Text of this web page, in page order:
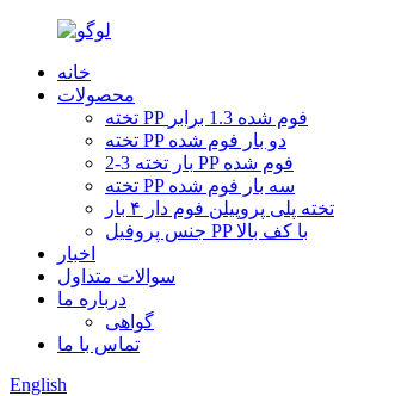
خانه
محصولات
تخته PP فوم شده 1.3 برابر
تخته PP دو بار فوم شده
2-3 بار تخته PP فوم شده
تخته PP سه بار فوم شده
تخته پلی پروپیلن فوم دار ۴ بار
جنس پروفیل PP با کف بالا
اخبار
سوالات متداول
درباره ما
گواهی
تماس با ما
English